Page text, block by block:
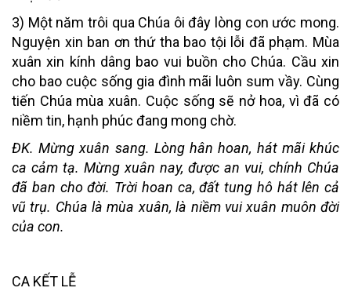
3) Một năm trôi qua Chúa ôi đây lòng con ước mong.
Nguyện xin ban ơn thứ tha bao tội lỗi đã phạm. Mùa
xuân xin kính dâng bao vui buồn cho Chúa. Cầu xin
cho bao cuộc sống gia đình mãi luôn sum vầy. Cùng
tiến Chúa mùa xuân. Cuộc sống sẽ nở hoa, vì đã có
niềm tin, hạnh phúc đang mong chờ.
ĐK. Mừng xuân sang. Lòng hân hoan, hát mãi khúc
ca cảm tạ. Mừng xuân nay, được an vui, chính Chúa
đã ban cho đời. Trời hoan ca, đất tung hô hát lên cả
vũ trụ. Chúa là mùa xuân, là niềm vui xuân muôn đời
của con.
CA KẾT LỄ